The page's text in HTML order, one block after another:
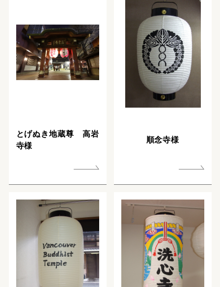
とげぬき地蔵尊 高岩
寺様
順念寺様